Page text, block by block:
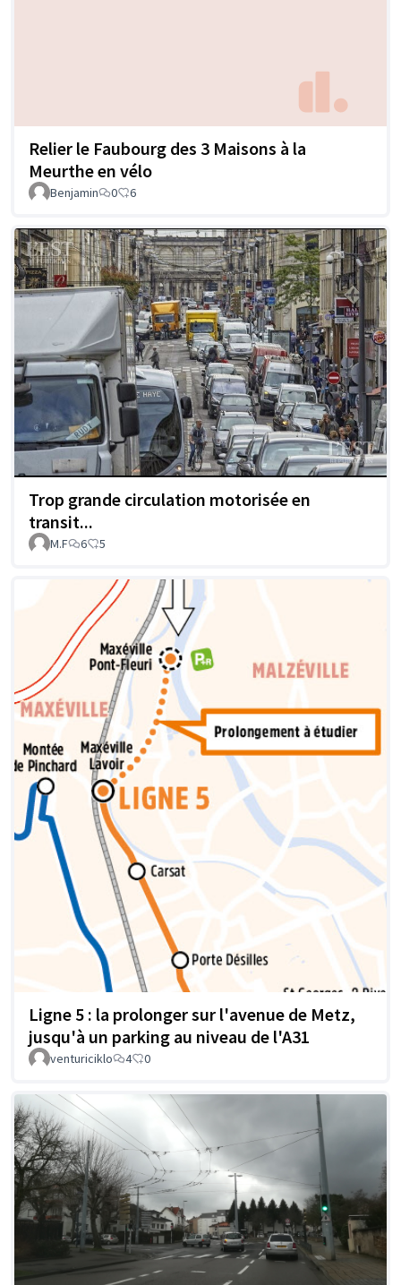
Relier le Faubourg des 3 Maisons à la
Meurthe en vélo
Benjamin 0 6
Trop grande circulation motorisée en
transit...
M.F 6 5
Ligne 5 : la prolonger sur l'avenue de Metz,
jusqu'à un parking au niveau de l'A31
venturiciklo 4 0